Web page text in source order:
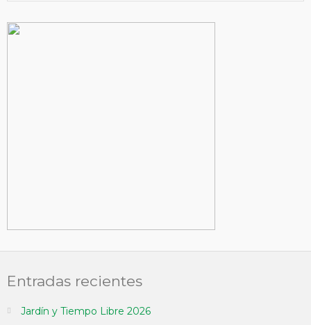
Entradas recientes
Jardín y Tiempo Libre 2026